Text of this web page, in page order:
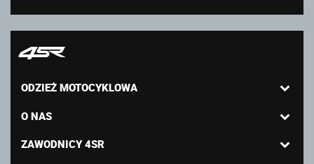
ODZIEŻ MOTOCYKLOWA
O NAS
ZAWODNICY 4SR